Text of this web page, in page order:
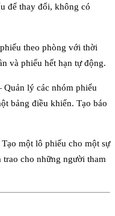
để thay đổi, không có
theo phòng với thời
và phiếu hết hạn tự động.
lý các nhóm phiếu
bảng điều khiển. Tạo báo
một lô phiếu cho một sự
trao cho những người tham